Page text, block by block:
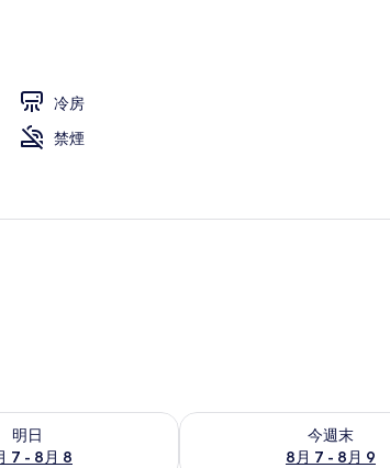
冷房
禁煙
明日
7 - 8月 8
の空室状況をチェック
今週末
8月 7 - 8月 9
今週末 8月 7 - 8月 9 の空